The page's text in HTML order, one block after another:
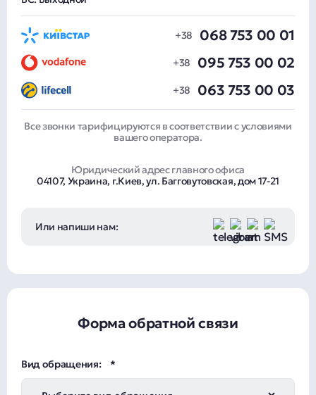
068 753 00 01
095 753 00 02
063 753 00 03
Все звонки тарифицируются в соответствии с условиями
вашего оператора.
Юридический адрес главного офиса
04107, Украина, г.Киев, ул. Багговутовская, дом 17-21
Или напиши нам:
Форма обратной связи
Вид обращения: